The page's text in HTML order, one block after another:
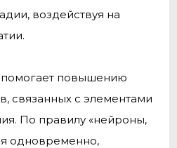
воздействуя на
помогает повышению
связанных с элементами
По правилу «нейроны,
одновременно,